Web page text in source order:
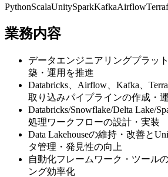
PythonScalaUnitySparkKafkaAirflow
業務内容
データエンジニアリングプラッ
築・運用を推進
Databricks、Airflow、Kafka、
取り込みパイプラインの作成・
Databricks/Snowflake/Delta Lake/
処理ワークフローの設計・実装
Data Lakehouseの維持・改善と
タ管理・発見性の向上
自動化フレームワーク・ツール
ング効率化